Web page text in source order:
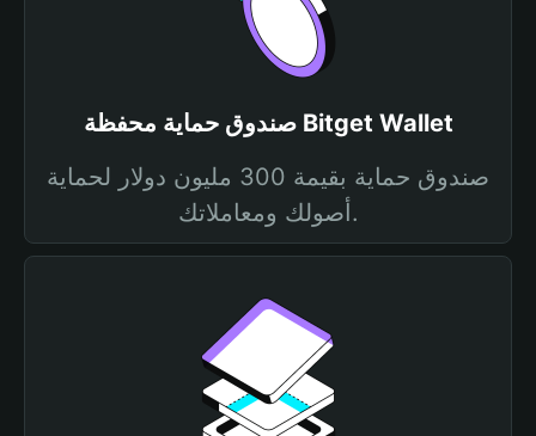
صندوق حماية محفظة Bitget Wallet
صندوق حماية بقيمة 300 مليون دولار لحماية
أصولك ومعاملاتك.